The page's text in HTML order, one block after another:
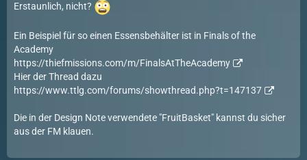
Erstaunlich, nicht?
Ein Beispiel für so einen Essensbehälter ist in Finals of the
Academy
https://thiefmissions.com/m/FinalsAtTheAcademy
Hier der Thread dazu
https://www.ttlg.com/forums/showthread.php?t=147137
Die in der Design Note verwendete "FruitBasket" kannst du sicher
aus der FM klauen.